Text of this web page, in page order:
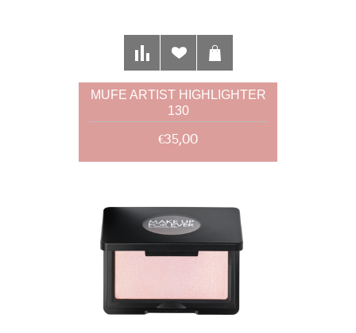
MUFE ARTIST HIGHLIGHTER
130
€35,00